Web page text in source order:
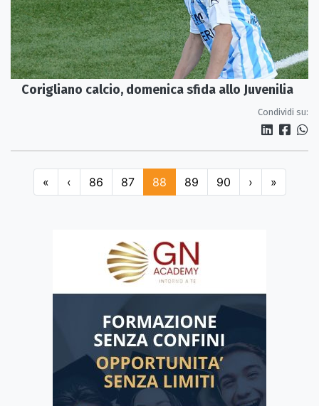
Corigliano calcio, domenica sfida allo Juvenilia
Condividi su:
« ‹ 86 87 88 89 90 › »